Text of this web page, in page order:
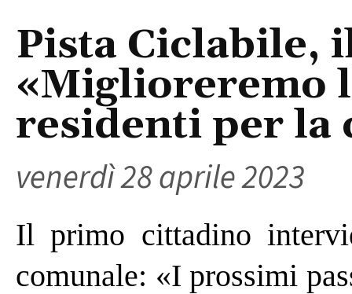
Pista Ciclabile,
«Miglioreremo
residenti per la
venerdì 28 aprile 2023
Il primo cittadino
comunale: «I prossimi